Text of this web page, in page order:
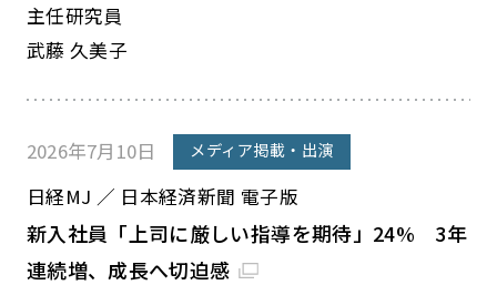
主任研究員
武藤 久美子
2026年7月10日 メディア掲載・出演
日経MJ ／ 日本経済新聞 電子版
新入社員「上司に厳しい指導を期待」24% 3年
連続増、成長へ切迫感